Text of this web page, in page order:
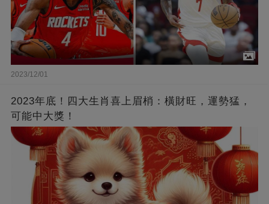
2023/12/01
2023年底！四大生肖喜上眉梢：橫財旺，運勢猛，
可能中大獎！